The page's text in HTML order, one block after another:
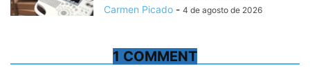
Carmen Picado - 4 de agosto de 2026
1 COMMENT